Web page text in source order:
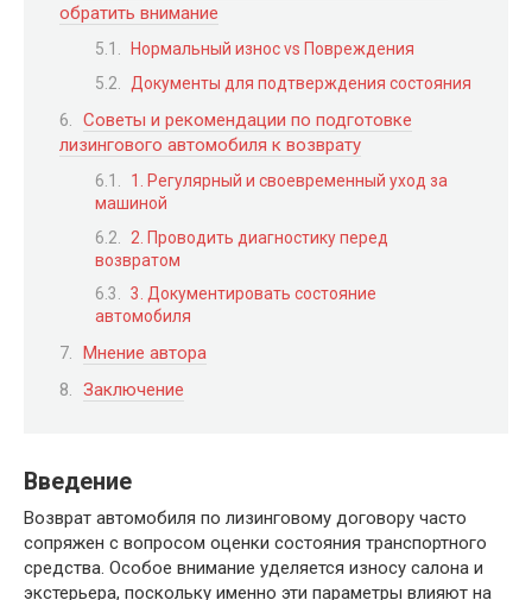
обратить внимание
Нормальный износ vs Повреждения
Документы для подтверждения состояния
Советы и рекомендации по подготовке
лизингового автомобиля к возврату
1. Регулярный и своевременный уход за
машиной
2. Проводить диагностику перед
возвратом
3. Документировать состояние
автомобиля
Мнение автора
Заключение
Введение
Возврат автомобиля по лизинговому договору часто
сопряжен с вопросом оценки состояния транспортного
средства. Особое внимание уделяется износу салона и
экстерьера, поскольку именно эти параметры влияют на